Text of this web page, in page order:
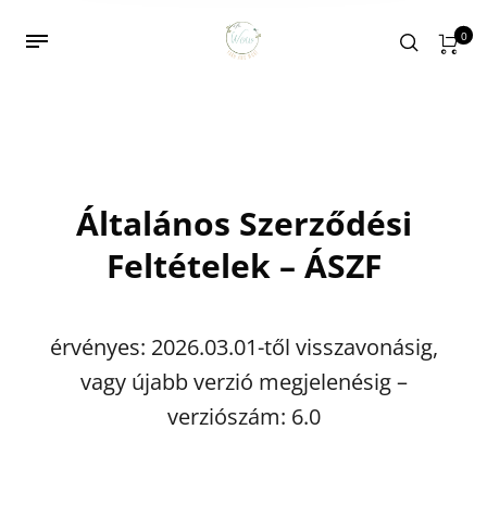
0
Általános Szerződési
Feltételek – ÁSZF
érvényes: 2026.03.01-től visszavonásig,
vagy újabb verzió megjelenésig –
verziószám: 6.0